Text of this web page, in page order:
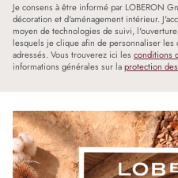
Je consens à être informé par LOBERON
décoration et d'aménagement intérieur.
moyen de technologies de suivi,
lesquels je clique afin de personnaliser
adressés. Vous trouverez ici les conditions
informations générales sur laprotection